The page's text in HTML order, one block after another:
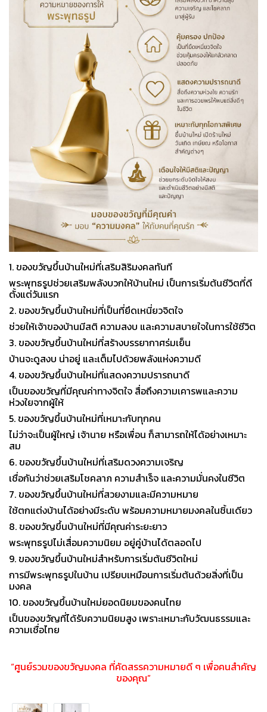
1. ของขวัญขึ้นบ้านใหม่ที่เสริมสิริมงคลทันที
พระพุทธรูปช่วยเสริมพลังบวกให้บ้านใหม่ เป็นการเริ่มต้นชีวิตที่ดี
ตั้งแต่วันแรก
2. ของขวัญขึ้นบ้านใหม่ที่เป็นที่ยึดเหนี่ยวจิตใจ
ช่วยให้เจ้าของบ้านมีสติ ความสงบ และความสบายใจในการใช้ชีวิต
3. ของขวัญขึ้นบ้านใหม่ที่สร้างบรรยากาศร่มเย็น
บ้านจะดูสงบ น่าอยู่ และเต็มไปด้วยพลังแห่งความดี
4. ของขวัญขึ้นบ้านใหม่ที่แสดงความปรารถนาดี
เป็นของขวัญที่มีคุณค่าทางจิตใจ สื่อถึงความเคารพและความ
ห่วงใยจากผู้ให้
5. ของขวัญขึ้นบ้านใหม่ที่เหมาะกับทุกคน
ไม่ว่าจะเป็นผู้ใหญ่ เจ้านาย หรือเพื่อน ก็สามารถให้ได้อย่างเหมาะ
สม
6. ของขวัญขึ้นบ้านใหม่ที่เสริมดวงความเจริญ
เชื่อกันว่าช่วยเสริมโชคลาภ ความสำเร็จ และความมั่นคงในชีวิต
7. ของขวัญขึ้นบ้านใหม่ที่สวยงามและมีความหมาย
ใช้ตกแต่งบ้านได้อย่างมีระดับ พร้อมความหมายมงคลในชิ้นเดียว
8. ของขวัญขึ้นบ้านใหม่ที่มีคุณค่าระยะยาว
พระพุทธรูปไม่เสื่อมความนิยม อยู่คู่บ้านได้ตลอดไป
9. ของขวัญขึ้นบ้านใหม่สำหรับการเริ่มต้นชีวิตใหม่
การมีพระพุทธรูปในบ้าน เปรียบเหมือนการเริ่มต้นด้วยสิ่งที่เป็น
มงคล
10. ของขวัญขึ้นบ้านใหม่ยอดนิยมของคนไทย
เป็นของขวัญที่ได้รับความนิยมสูง เพราะเหมาะกับวัฒนธรรมและ
ความเชื่อไทย
“ศูนย์รวมของขวัญมงคล ที่คัดสรรความหมายดี ๆ เพื่อคนสำคัญ
ของคุณ”